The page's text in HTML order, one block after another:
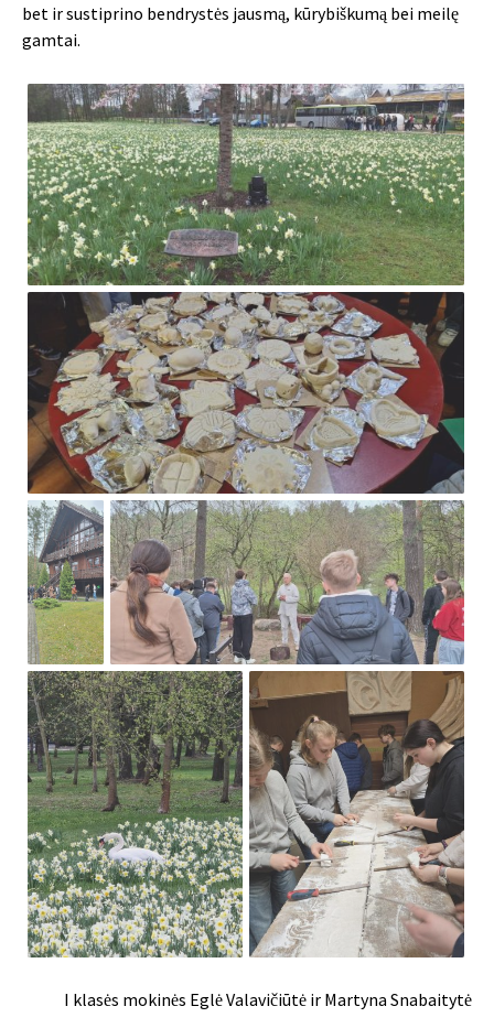
bet ir sustiprino bendrystės jausmą, kūrybiškumą bei meilę
gamtai.
I klasės mokinės Eglė Valavičiūtė ir Martyna Snabaitytė